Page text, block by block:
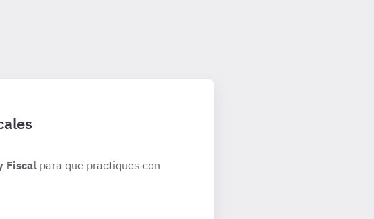
Fiscalpara que practiques con